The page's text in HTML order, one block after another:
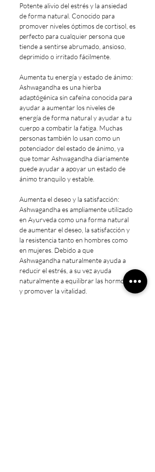
Potente alivio del estrés y la ansiedad
de forma natural. Conocido para
promover niveles óptimos de cortisol, es
perfecto para cualquier persona que
tiende a sentirse abrumado, ansioso,
deprimido o irritado fácilmente.
Aumenta tu energía y estado de ánimo:
Ashwagandha es una hierba
adaptógénica sin cafeína conocida para
ayudar a aumentar los niveles de
energía de forma natural y ayudar a tu
cuerpo a combatir la fatiga. Muchas
personas también lo usan como un
potenciador del estado de ánimo, ya
que tomar Ashwagandha diariamente
puede ayudar a apoyar un estado de
ánimo tranquilo y estable.
Aumenta el deseo y la satisfacción:
Ashwagandha es ampliamente utilizado
en Ayurveda como una forma natural
de aumentar el deseo, la satisfacción y
la resistencia tanto en hombres como
en mujeres. Debido a que
Ashwagandha naturalmente ayuda a
reducir el estrés, a su vez ayuda
naturalmente a equilibrar las hormonas
y promover la vitalidad.